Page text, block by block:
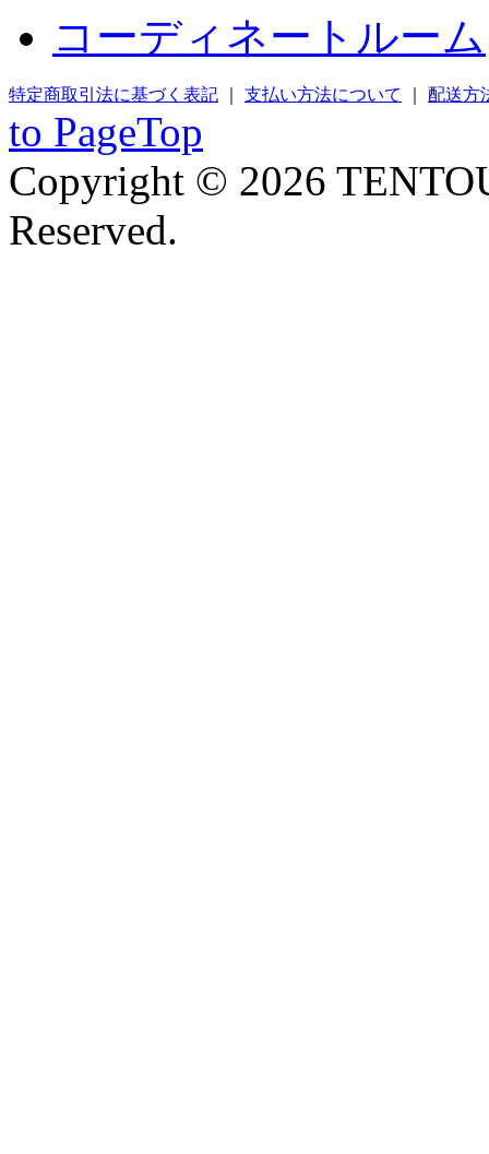
コーディネートルーム
特定商取引法に基づく表記 支払い方法について 配送方
to PageTop
Copyright © 2026
Reserved.